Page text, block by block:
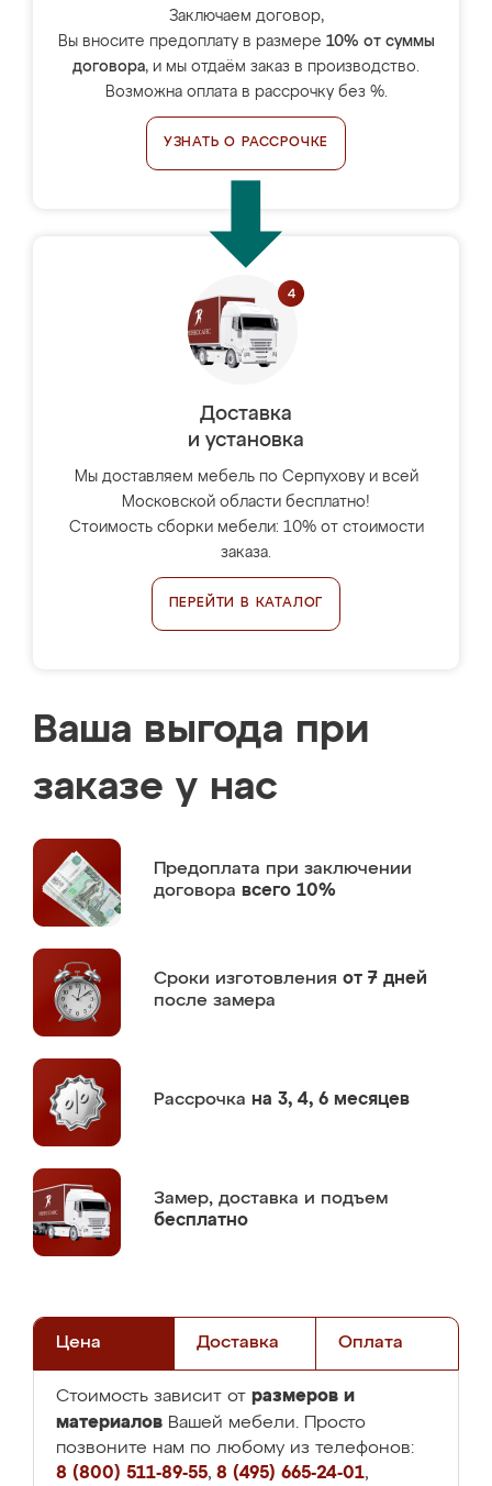
Заключаем договор,
Вы вносите предоплату в размере 10% от суммы
договора, и мы отдаём заказ в производство.
Возможна оплата в рассрочку без %.
УЗНАТЬ О РАССРОЧКЕ
Доставка
и установка
Мы доставляем мебель по Серпухову и всей
Московской области бесплатно!
Стоимость сборки мебели: 10% от стоимости
заказа.
ПЕРЕЙТИ В КАТАЛОГ
Ваша выгода при
заказе у нас
Предоплата при заключении
договора всего 10%
Сроки изготовления от 7 дней
после замера
Рассрочка на 3, 4, 6 месяцев
Замер, доставка и подъем
бесплатно
Цена Доставка Оплата
Стоимость зависит от размеров и
материалов Вашей мебели. Просто
позвоните нам по любому из телефонов:
8 (800) 511-89-55, 8 (495) 665-24-01,